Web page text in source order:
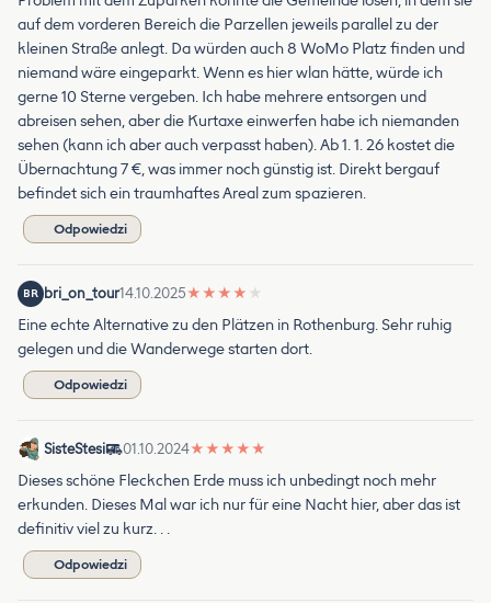
auf dem vorderen Bereich die Parzellen jeweils parallel zu der
kleinen Straße anlegt. Da würden auch 8 WoMo Platz finden und
niemand wäre eingeparkt. Wenn es hier wlan hätte, würde ich
gerne 10 Sterne vergeben. Ich habe mehrere entsorgen und
abreisen sehen, aber die Kurtaxe einwerfen habe ich niemanden
sehen (kann ich aber auch verpasst haben). Ab 1. 1. 26 kostet die
Übernachtung 7 €, was immer noch günstig ist. Direkt bergauf
befindet sich ein traumhaftes Areal zum spazieren.
Odpowiedzi
BR bri_on_tour14.10.2025★ ★ ★ ★ ★
Eine echte Alternative zu den Plätzen in Rothenburg. Sehr ruhig
gelegen und die Wanderwege starten dort.
Odpowiedzi
SisteStesi 01.10.2024★ ★ ★ ★ ★
Dieses schöne Fleckchen Erde muss ich unbedingt noch mehr
erkunden. Dieses Mal war ich nur für eine Nacht hier, aber das ist
definitiv viel zu kurz. . .
Odpowiedzi